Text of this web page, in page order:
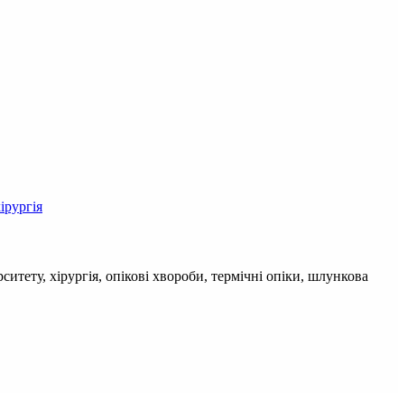
хірургія, опікові хвороби, термічні опіки, шлункова